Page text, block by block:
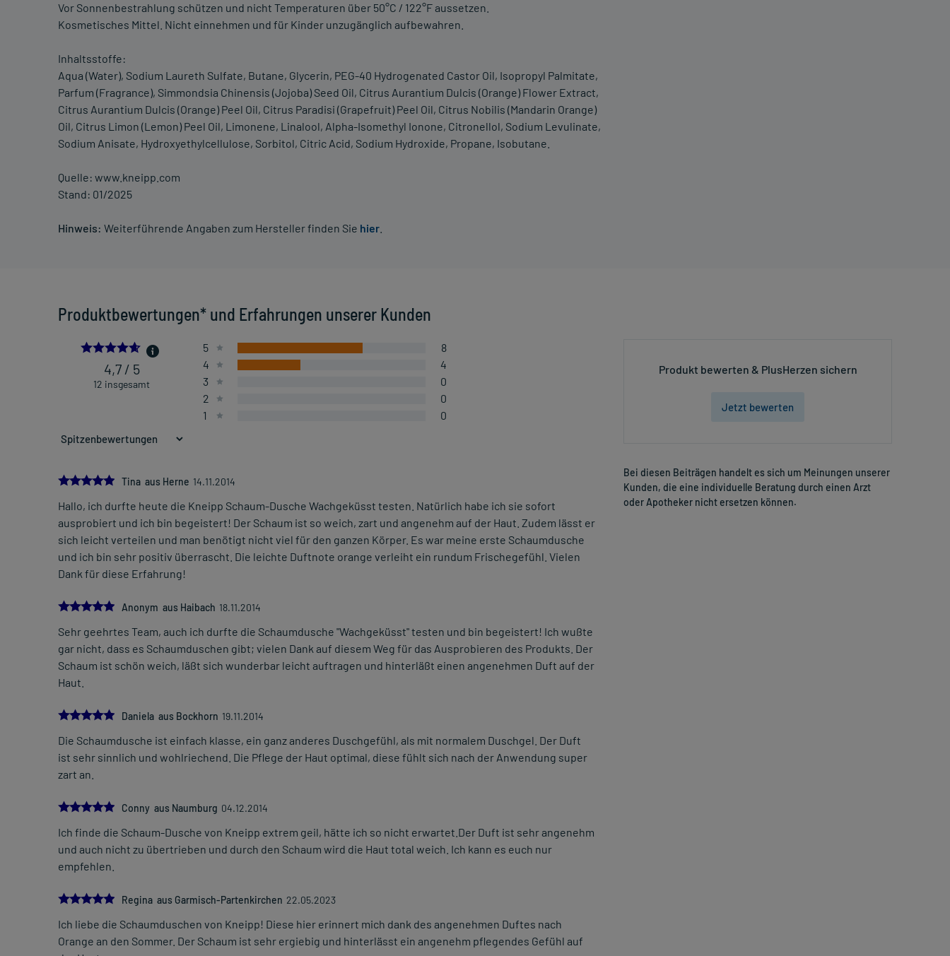
Vor Sonnenbestrahlung schützen und nicht Temperaturen über 50°C / 122°F aussetzen.
Kosmetisches Mittel. Nicht einnehmen und für Kinder unzugänglich aufbewahren.
Inhaltsstoffe:
Aqua (Water), Sodium Laureth Sulfate, Butane, Glycerin, PEG-40 Hydrogenated Castor Oil, Isopropyl Palmitate,
Parfum (Fragrance), Simmondsia Chinensis (Jojoba) Seed Oil, Citrus Aurantium Dulcis (Orange) Flower Extract,
Citrus Aurantium Dulcis (Orange) Peel Oil, Citrus Paradisi (Grapefruit) Peel Oil, Citrus Nobilis (Mandarin Orange)
Oil, Citrus Limon (Lemon) Peel Oil, Limonene, Linalool, Alpha-Isomethyl Ionone, Citronellol, Sodium Levulinate,
Sodium Anisate, Hydroxyethylcellulose, Sorbitol, Citric Acid, Sodium Hydroxide, Propane, Isobutane.
Quelle: www.kneipp.com
Stand: 01/2025
Hinweis: Weiterführende Angaben zum Hersteller finden Sie hier
Produktbewertungen* und Erfahrungen unserer Kunden
4.666666666666667
4,7 / 5
12 insgesamt
5
8
4
4
3
0
2
0
1
0
5.0
Tina aus Herne 14.11.2014
Hallo, ich durfte heute die Kneipp Schaum-Dusche Wachgeküsst testen. Natürlich habe ich sie sofort
ausprobiert und ich bin begeistert! Der Schaum ist so weich, zart und angenehm auf der Haut. Zudem lässt er
sich leicht verteilen und man benötigt nicht viel für den ganzen Körper. Es war meine erste Schaumdusche
und ich bin sehr positiv überrascht. Die leichte Duftnote orange verleiht ein rundum Frischegefühl. Vielen
Dank für diese Erfahrung!
5.0
Anonym aus Haibach 18.11.2014
Sehr geehrtes Team, auch ich durfte die Schaumdusche "Wachgeküsst" testen und bin begeistert! Ich wußte
gar nicht, dass es Schaumduschen gibt; vielen Dank auf diesem Weg für das Ausprobieren des Produkts. Der
Schaum ist schön weich, läßt sich wunderbar leicht auftragen und hinterläßt einen angenehmen Duft auf der
Haut.
5.0
Daniela aus Bockhorn 19.11.2014
Die Schaumdusche ist einfach klasse, ein ganz anderes Duschgefühl, als mit normalem Duschgel. Der Duft
ist sehr sinnlich und wohlriechend. Die Pflege der Haut optimal, diese fühlt sich nach der Anwendung super
zart an.
5.0
Conny aus Naumburg 04.12.2014
Ich finde die Schaum-Dusche von Kneipp extrem geil, hätte ich so nicht erwartet.Der Duft ist sehr angenehm
und auch nicht zu übertrieben und durch den Schaum wird die Haut total weich. Ich kann es euch nur
empfehlen.
5.0
Regina aus Garmisch-Partenkirchen 22.05.2023
Ich liebe die Schaumduschen von Kneipp! Diese hier erinnert mich dank des angenehmen Duftes nach
Orange an den Sommer. Der Schaum ist sehr ergiebig und hinterlässt ein angenehm pflegendes Gefühl auf
Produkt bewerten & PlusHerzen sichern
Jetzt bewerten
Bei diesen Beiträgen handelt es sich um Meinungen unserer
Kunden, die eine individuelle Beratung durch einen Arzt
oder Apotheker nicht ersetzen können.